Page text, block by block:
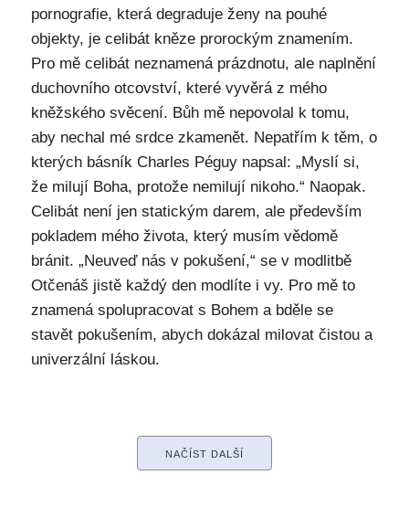
pornografie, která degraduje ženy na pouhé
objekty, je celibát kněze prorockým znamením.
Pro mě celibát neznamená prázdnotu, ale naplnění
duchovního otcovství, které vyvěrá z mého
kněžského svěcení. Bůh mě nepovolal k tomu,
aby nechal mé srdce zkamenět. Nepatřím k těm, o
kterých básník Charles Péguy napsal: „Myslí si,
že milují Boha, protože nemilují nikoho.“ Naopak.
Celibát není jen statickým darem, ale především
pokladem mého života, který musím vědomě
bránit. „Neuveď nás v pokušení,“ se v modlitbě
Otčenáš jistě každý den modlíte i vy. Pro mě to
znamená spolupracovat s Bohem a bděle se
stavět pokušením, abych dokázal milovat čistou a
univerzální láskou.
NAČÍST DALŠÍ